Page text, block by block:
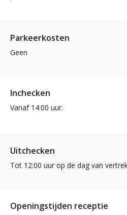
Parkeerkosten
Geen
Inchecken
Vanaf 14:00 uur.
Uitchecken
Tot 12:00 uur op de dag van
Openingstijden receptie